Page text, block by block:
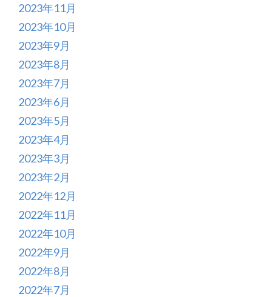
2023年11月
2023年10月
2023年9月
2023年8月
2023年7月
2023年6月
2023年5月
2023年4月
2023年3月
2023年2月
2022年12月
2022年11月
2022年10月
2022年9月
2022年8月
2022年7月